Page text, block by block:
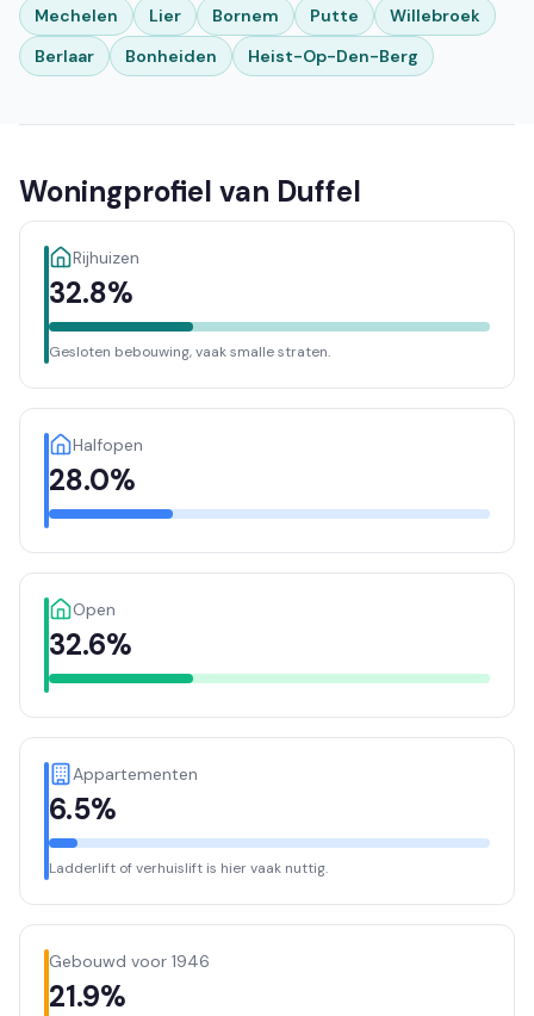
Mechelen Lier Bornem Putte
Willebroek
Berlaar
Bonheiden Heist-Op-Den-Berg
Woningprofiel van Duffel
Rijhuizen
32.8%
Gesloten bebouwing, vaak smalle straten.
Halfopen
28.0%
Open
32.6%
Appartementen
6.5%
Ladderlift of verhuislift is hier vaak nuttig.
Gebouwd voor 1946
21.9%